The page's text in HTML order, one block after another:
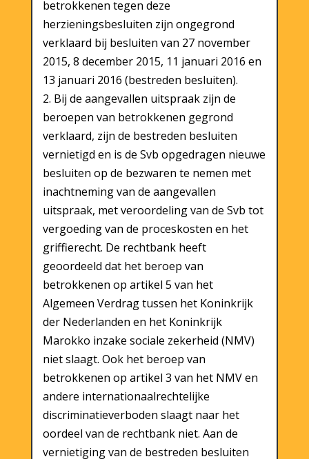
betrokkenen tegen deze
herzieningsbesluiten zijn ongegrond
verklaard bij besluiten van 27 november
2015, 8 december 2015, 11 januari 2016 en
13 januari 2016 (bestreden besluiten).
2. Bij de aangevallen uitspraak zijn de
beroepen van betrokkenen gegrond
verklaard, zijn de bestreden besluiten
vernietigd en is de Svb opgedragen nieuwe
besluiten op de bezwaren te nemen met
inachtneming van de aangevallen
uitspraak, met veroordeling van de Svb tot
vergoeding van de proceskosten en het
griffierecht. De rechtbank heeft
geoordeeld dat het beroep van
betrokkenen op artikel 5 van het
Algemeen Verdrag tussen het Koninkrijk
der Nederlanden en het Koninkrijk
Marokko inzake sociale zekerheid (NMV)
niet slaagt. Ook het beroep van
betrokkenen op artikel 3 van het NMV en
andere internationaalrechtelijke
discriminatieverboden slaagt naar het
oordeel van de rechtbank niet. Aan de
vernietiging van de bestreden besluiten